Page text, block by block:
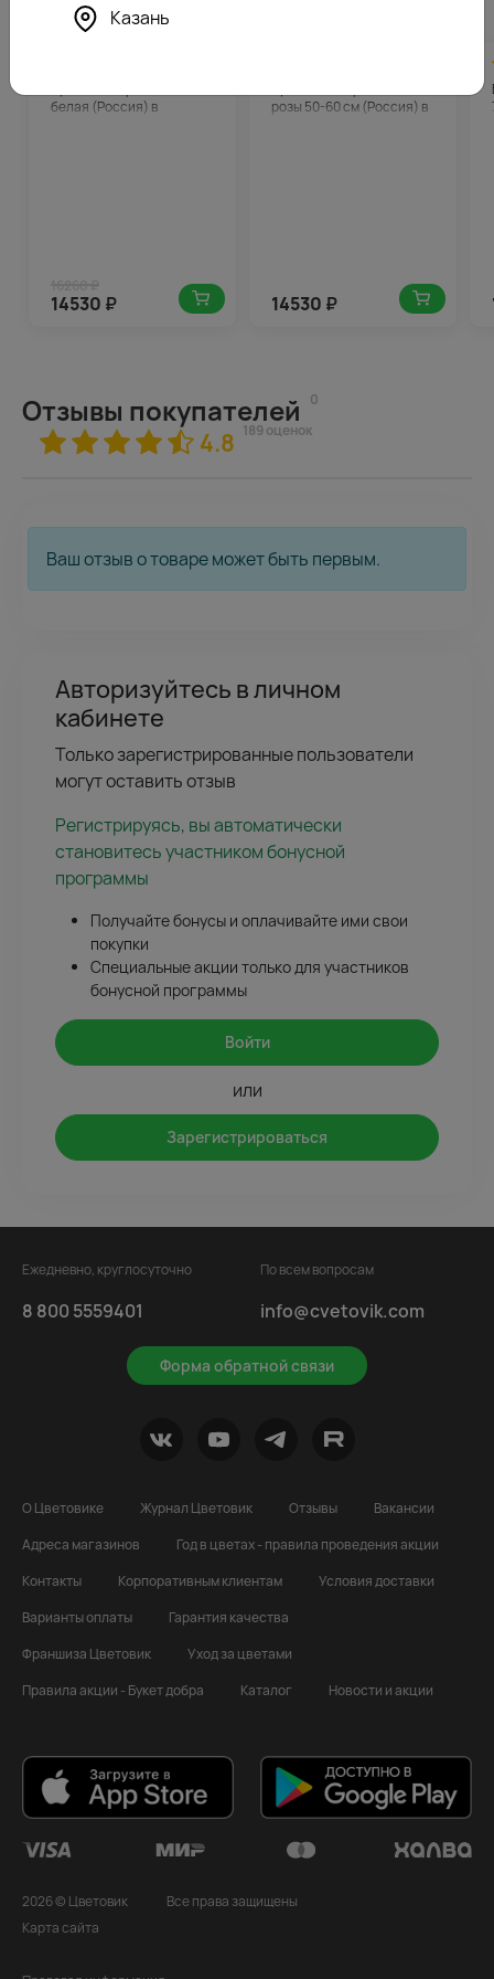
белая (Россия) в
14530 ₽
розы 50-60 см (Россия) в
14530 ₽
Отзывы покупателей 0
4.8 189 оценок
Ваш отзыв о товаре может быть первым.
Авторизуйтесь в личном
кабинете
Только зарегистрированные пользователи
могут оставить отзыв
Регистрируясь, вы автоматически
становитесь участником бонусной
программы
Получайте бонусы и оплачивайте ими свои
покупки
Специальные акции только для участников
бонусной программы
Войти
или
Зарегистрироваться
Ежедневно, круглосуточно
8 800 5559401
Форма обратной связи
По всем вопросам
info@cvetovik.com
О Цветовике Журнал Цветовик Отзывы
Вакансии
Адреса магазинов
Год в цветах - правила проведения акции
Контакты
Корпоративным клиентам
Условия доставки
Варианты оплаты
Гарантия качества
Франшиза Цветовик
Уход за цветами
Правила акции - Букет добра
Каталог Новости и акции
2026 © Цветовик
Все права защищены
Карта сайта
Казань